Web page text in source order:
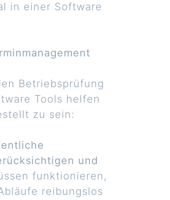
in einer Software
Betriebsprüfung
Tools helfen
zu sein:
und
funktionieren,
reibungslos